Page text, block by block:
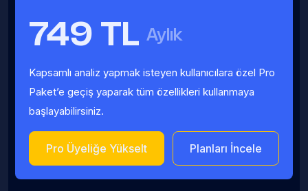
749 TL Aylık
Kapsamlı analiz yapmak isteyen kullanıcılara özel Pro
Paket’e geçiş yaparak tüm özellikleri kullanmaya
başlayabilirsiniz.
Pro Üyeliğe Yükselt Planları İncele